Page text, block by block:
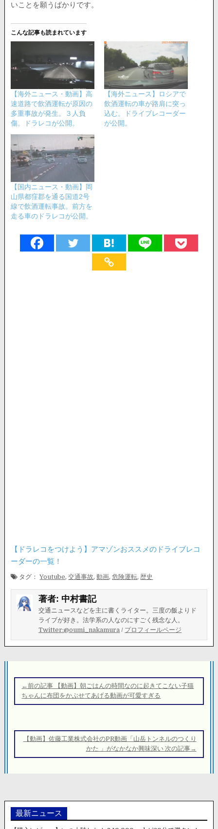
いことを願うばかりです。
こんな記事も読まれています
【海外ニュース・動画】高
速道路で飲酒運転が原因の
多重事故が発生。３人負
傷。ドラレコが公開。
【海外ニュース】ロシアで
飲酒運転の車が路肩に突っ
込む。ドライブレコーダー
が公開。
【国内ニュース・動画】岡
山県都窪郡を通る国道2号
線で飲酒運転事故。前方を
走る車のドラレコが公開。
【ドラレコをつけよう】アマゾンおススメのドライブレコ
ーダーの一覧！
タグ：Youtube,交通事故,動画,危険運転, 歴史
著者: 中村書記
交通ニュースなどを主に書くライター。三度の飯よりド
ライブが好き。法学系の人なのにすごく残念な人。
Twitter:@oumi_nakamura / プロフィールページ
稿
ナ
ー
←前の記事 【動画】朝ごはんの時間なのに起きてこない子猫
ちゃんに布団をかぶせてあげる動画が可愛すぎる
【動画】佐藤工業株式会社のPR動画「山岳トンネルのつくり
かた 」がなかなか興味深い 次の記事→
最新ニュース